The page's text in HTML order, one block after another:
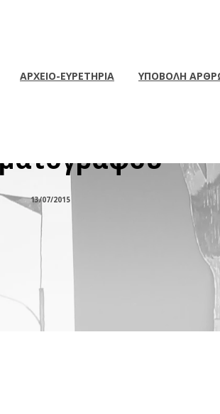
ΑΡΧΕΙΟ-ΕΥΡΕΤΗΡΙΑ ΥΠΟΒΟΛΗ
(και ο
13/07/2015